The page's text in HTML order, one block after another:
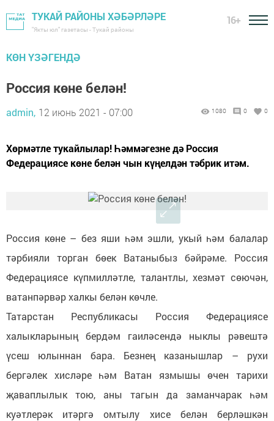
ТУКАЙ РАЙОНЫ ХӘБӘРЛӘРЕ
"Якты юл" газетасы - Тукай районы
16+
КӨН ҮЗӘГЕНДӘ
Россия көне белән!
admin, 12 июнь 2021 - 07:00 1080 0 0
Хөрмәтле тукайлылар! Һәммәгезне дә Россия
Федерациясе көне белән чын күңелдән тәбрик итәм.
Россия көне – без яши һәм эшли, укый һәм балалар
тәрбияли торган бөек Ватаныбыз бәйрәме. Россия
Федерациясе күпмилләтле, талантлы, хезмәт сөючән,
ватанпәрвәр халкы белән көчле.
Татарстан Республикасы Россия Федерациясе
халыкларының бердәм гаиләсендә ныклы рәвештә
үсеш юлыннан бара. Безнең казанышлар – рухи
бергәлек хисләре һәм Ватан язмышы өчен тарихи
җаваплылык тою, аны тагын да заманчарак һәм
куәтлерәк итәргә омтылу хисе белән берләшкән